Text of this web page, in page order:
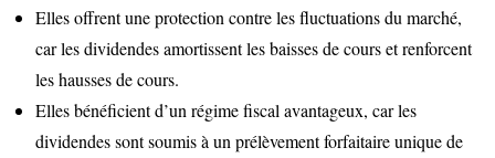
Elles offrent une protection contre les fluctuations du marché,
car les dividendes amortissent les baisses de cours et renforcent
les hausses de cours.
Elles bénéficient d’un régime fiscal avantageux, car les
dividendes sont soumis à un prélèvement forfaitaire unique de